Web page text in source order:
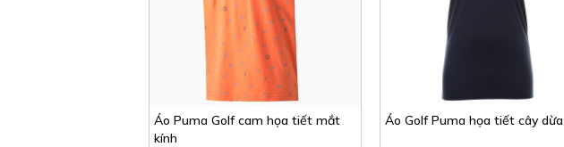
Áo Puma Golf cam họa tiết mắt
kính
Áo Golf Puma họa tiết cây dừa